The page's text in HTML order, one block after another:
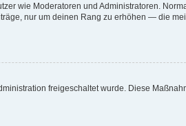
wie Moderatoren und Administratoren.
nur um deinen Rang zu erhöhen — die
freigeschaltet wurde. Diese